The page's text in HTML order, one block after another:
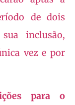
de dois
inclusão,
vez e por
para o